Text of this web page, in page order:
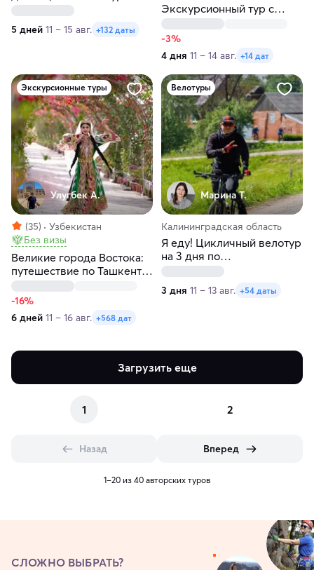
5 дней 11 – 15 авг. +132 даты
Экскурсионный тур с
-3%
4 дня 11 – 14 авг. +14 дат
Экскурсионные туры
Улугбек А.
(35)
Узбекистан
Без визы
Великие города Востока:
путешествие по Ташкенту,
дней
-16%
6 дней 11 – 16 авг. +568 дат
Велотуры
Марина Т.
Калининградская область
Я еду! Цикличный велотур
на 3 дня по
3 дня 11 – 13 авг. +54 даты
Загрузить еще
1 2
Назад Вперед
1–20 из 40 авторских туров
СЛОЖНО ВЫБРАТЬ?